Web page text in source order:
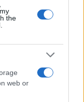
the
web or
dalla loro
gruppi
alle sfide
questo profilo,